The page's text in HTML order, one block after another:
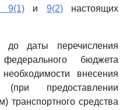
9(1) и 9(2)настоящих
даты перечисления
бюджета
внесения
(при предоставлении
транспортного средства